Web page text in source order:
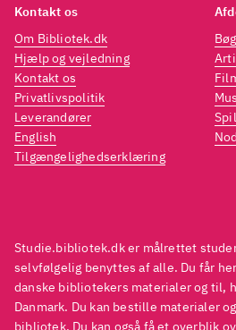
Studie.bibliotek.dk er målrettet
selvfølgelig benyttes af alle. Du får
danske bibliotekers materialer og til,
Danmark. Du kan bestille materialer
bibliotek. Du kan også få et overblik
Kontakt os
Om Bibliotek.dk
Hjælp og vejledning
Kontakt os
Privatlivspolitik
Leverandører
English
Tilgængelighedserklæring
Spil